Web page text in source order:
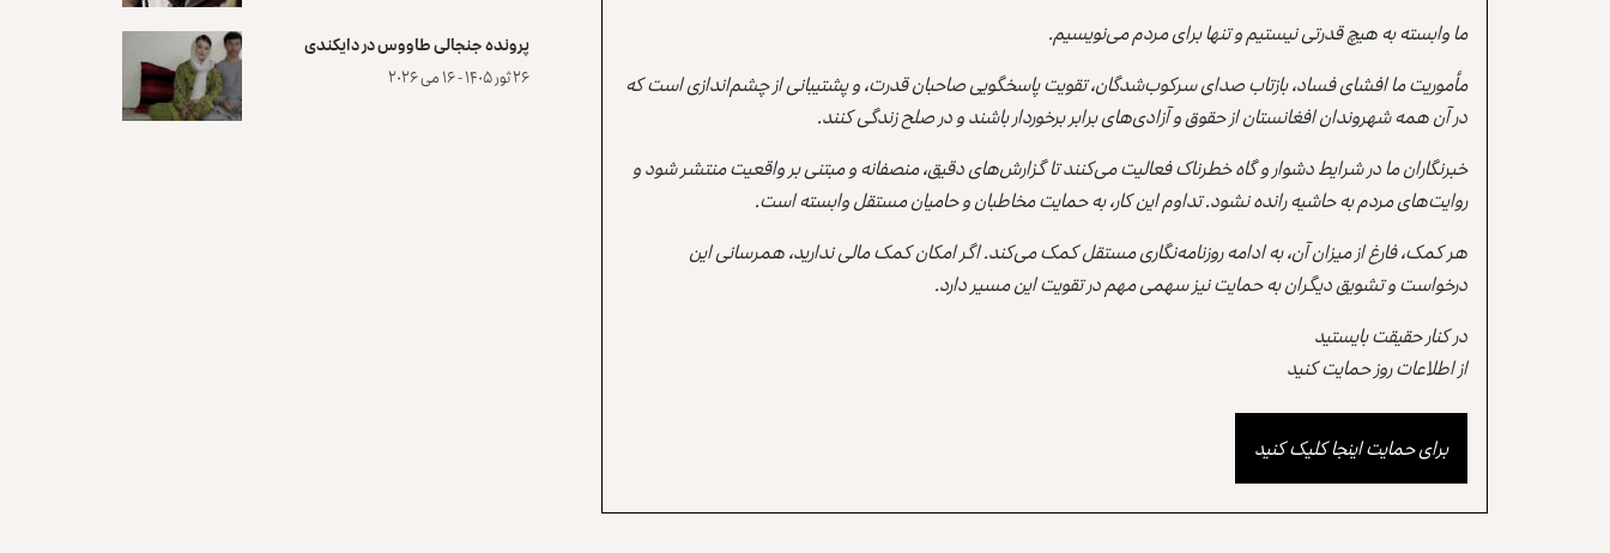
ما وابسته به هیچ قدرتی نیستیم و تنها برای مردم می‌نویسیم.
مأموریت ما افشای فساد، بازتاب صدای سرکوب‌شدگان، تقویت پاسخگویی صاحبان قدرت، و پشتیبانی از چشم‌اندازی است که
در آن همه شهروندان افغانستان از حقوق و آزادی‌های برابر برخوردار باشند و در صلح زندگی کنند.
خبرنگاران ما در شرایط دشوار و گاه خطرناک فعالیت می‌کنند تا گزارش‌های دقیق، منصفانه و مبتنی بر واقعیت منتشر شود و
روایت‌های مردم به حاشیه رانده نشود. تداوم این کار، به حمایت مخاطبان و حامیان مستقل وابسته است.
هر کمک، فارغ از میزان آن، به ادامه روزنامه‌نگاری مستقل کمک می‌کند. اگر امکان کمک مالی ندارید، همرسانی این
درخواست و تشویق دیگران به حمایت نیز سهمی مهم در تقویت این مسیر دارد.
در کنار حقیقت بایستید
از اطلاعات روز حمایت کنید
برای حمایت اینجا کلیک کنید
پرونده‌ جنجالی طاووس در دایکندی
۲۶ ثور ۱۴۰۵ - ۱۶ می ۲۰۲۶